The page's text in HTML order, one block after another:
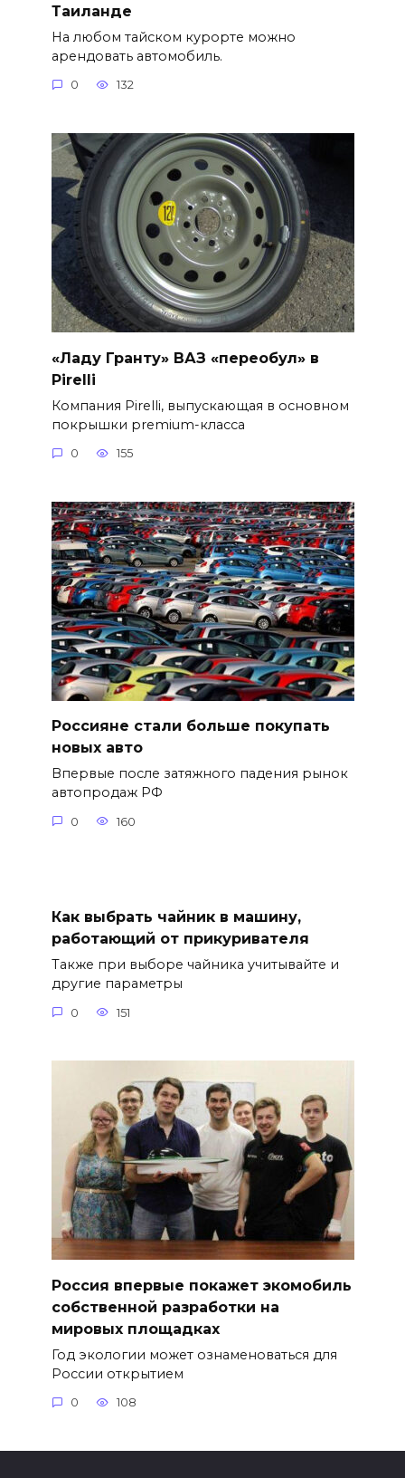
Таиланде
На любом тайском курорте можно
арендовать автомобиль.
0 132
«Ладу Гранту» ВАЗ «переобул» в
Pirelli
Компания Pirelli, выпускающая в основном
покрышки premium-класса
0 155
Россияне стали больше покупать
новых авто
Впервые после затяжного падения рынок
автопродаж РФ
0 160
Как выбрать чайник в машину,
работающий от прикуривателя
Также при выборе чайника учитывайте и
другие параметры
0 151
Россия впервые покажет экомобиль
собственной разработки на
мировых площадках
Год экологии может ознаменоваться для
России открытием
0 108